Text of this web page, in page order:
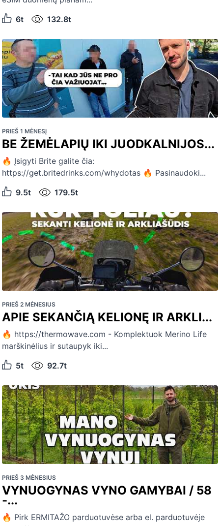
6t
132.8t
PRIEŠ 1 MĖNESĮ
BE ŽEMĖLAPIŲ IKI JUODKALNIJOS...
🔥 Įsigyti Brite galite čia:
https://get.britedrinks.com/whydotas 🔥 Pasinaudoki...
9.5t
179.5t
PRIEŠ 2 MĖNESIUS
APIE SEKANČIĄ KELIONĘ IR ARKLI...
🔥 https://thermowave.com - Komplektuok Merino Life
marškinėlius ir sutaupyk iki...
5t
92.7t
PRIEŠ 3 MĖNESIUS
VYNUOGYNAS VYNO GAMYBAI / 58
-...
🔥 Pirk ERMITAŽO parduotuvėse arba el. parduotuvėje